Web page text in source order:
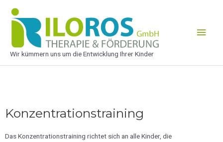
Wir kümmern uns um die Entwicklung Ihrer Kinder
Konzentrationstraining
Das Konzentrationstraining richtet sich an alle Kinder, die